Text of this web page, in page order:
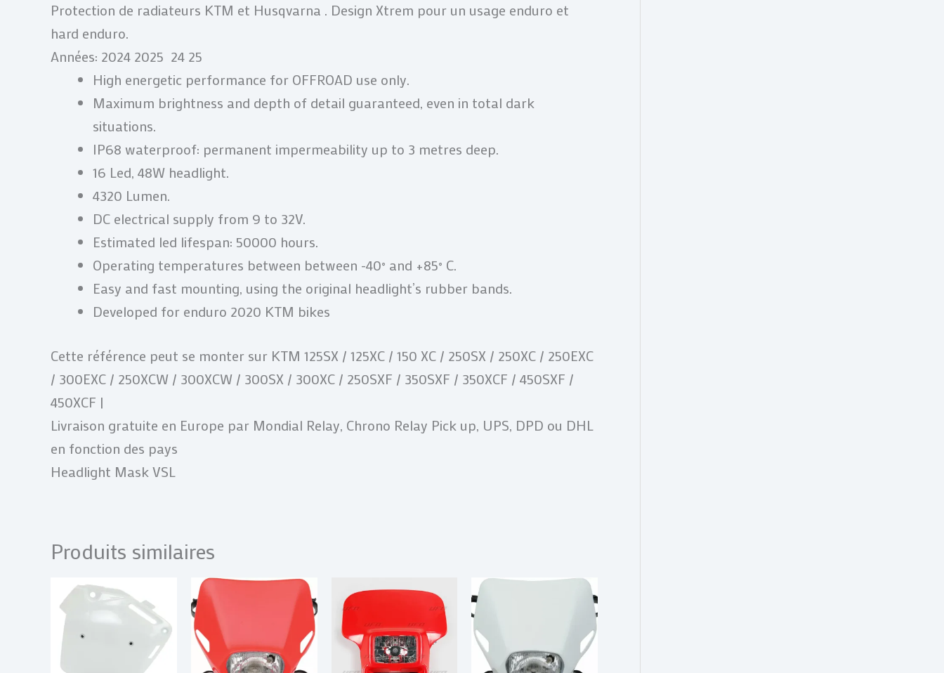
500
24
0025980
Protection de radiateurs KTM et Husqvarna . Design Xtrem pour un usage enduro et
hard enduro.
Années: 2024 2025 24 25
High energetic performance for OFFROAD use only.
Maximum brightness and depth of detail guaranteed, even in total dark
situations.
IP68 waterproof: permanent impermeability up to 3 metres deep.
16 Led, 48W headlight.
4320 Lumen.
DC electrical supply from 9 to 32V.
Estimated led lifespan: 50000 hours.
Operating temperatures between between -40° and +85° C.
Easy and fast mounting, using the original headlight’s rubber bands.
Developed for enduro 2020 KTM bikes
Cette référence peut se monter sur KTM 125SX / 125XC / 150 XC / 250SX / 250XC / 250EXC
/ 300EXC / 250XCW / 300XCW / 300SX / 300XC / 250SXF / 350SXF / 350XCF / 450SXF /
450XCF |
Livraison gratuite en Europe par Mondial Relay, Chrono Relay Pick up, UPS, DPD ou DHL
en fonction des pays
Headlight Mask VSL
Produits similaires